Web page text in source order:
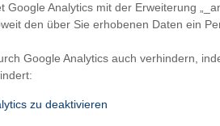
Google Analytics mit der Erweiterung
den über Sie erhobenen Daten ein
Google Analytics auch verhindern,
zu deaktivieren